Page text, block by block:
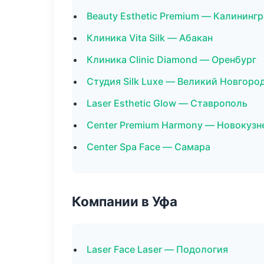
Beauty Esthetic Premium —
Клиника Vita Silk — Абакан
Клиника Clinic Diamond — Оренбург
Студия Silk Luxe — Великий
Laser Esthetic Glow — Ставрополь
Center Premium Harmony —
Center Spa Face — Самара
Компании в Уфа
Laser Face Laser — Подология